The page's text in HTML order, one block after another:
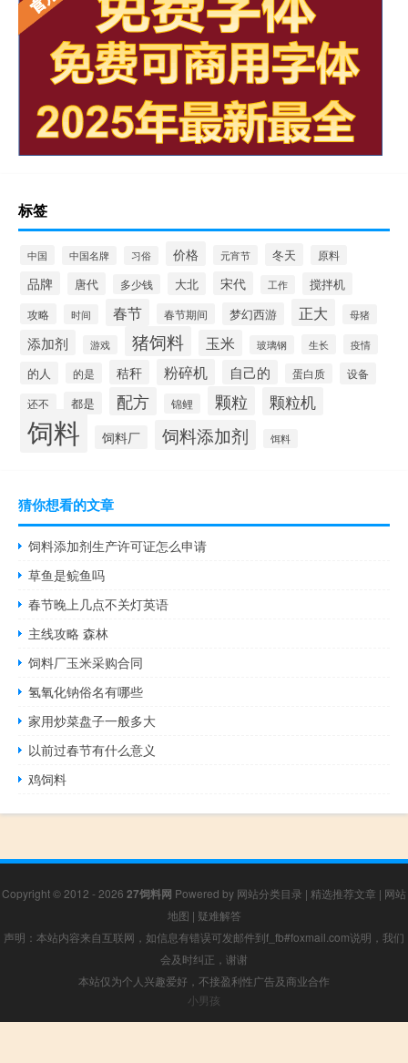
标签
中国 中国名牌 习俗 价格 元宵节 冬天 原料
品牌 唐代 多少钱 大北 宋代 工作 搅拌机
攻略 时间 春节 春节期间 梦幻西游 正大 母猪
添加剂 游戏 猪饲料 玉米 玻璃钢 生长 疫情
的人 的是 秸秆 粉碎机 自己的 蛋白质 设备
还不 都是 配方 锦鲤 颗粒 颗粒机
饲料 饲料厂 饲料添加剂 饵料
猜你想看的文章
饲料添加剂生产许可证怎么申请
草鱼是鲩鱼吗
春节晚上几点不关灯英语
主线攻略 森林
饲料厂玉米采购合同
氢氧化钠俗名有哪些
家用炒菜盘子一般多大
以前过春节有什么意义
鸡饲料
Copyright © 2012 - 2026 27饲料网 Powered by 网站分类目录 | 精选推荐文章 | 网站
地图 | 疑难解答
声明：本站内容来自互联网，如信息有错误可发邮件到f_fb#foxmail.com说明，我们
会及时纠正，谢谢
本站仅为个人兴趣爱好，不接盈利性广告及商业合作
小男孩